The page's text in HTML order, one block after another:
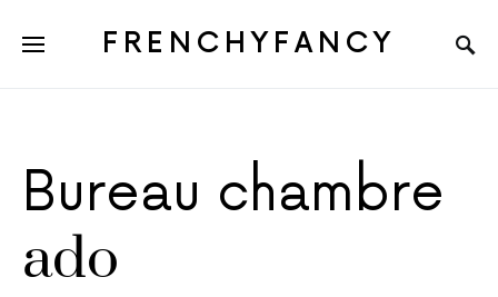
FRENCHYFANCY
Bureau chambre
ado